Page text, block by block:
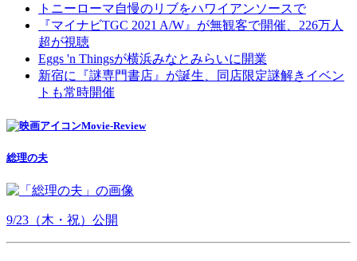
トニーローマ自慢のリブをハワイアンソースで
『マイナビTGC 2021 A/W』が無観客で開催、226万人
超が視聴
Eggs 'n Thingsが横浜みなとみらいに開業
新宿に『謎専門書店』が誕生、同店限定謎解きイベン
トも常時開催
Movie-Review
総理の夫
9/23（木・祝）公開